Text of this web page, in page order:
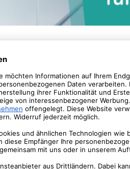
Beckmann Glaskeramik
jedoch sanft zur Oberfläche.
durch den
ist einfach und vor allem aber